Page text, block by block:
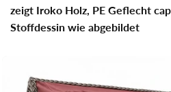
zeigt Iroko Holz, PE Geflecht
Stoffdessin wie abgebildet